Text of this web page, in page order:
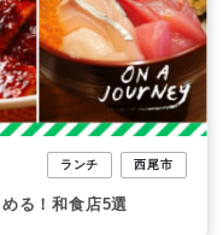
ランチ 西尾市
る！和食店5選